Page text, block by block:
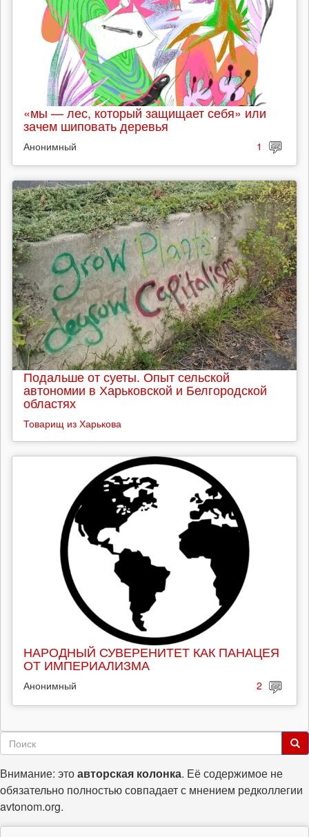
«мы — лес, который защищает себя» или
зачем шиповать деревья
Анонимный 1
Подальше от суеты. Опыт сельской
автономии в Харьковской и Белгородской
областях
Товарищ из Харькова
НАРОДНЫЙ СУВЕРЕНИТЕТ КАК ПАНАЦЕЯ
ОТ ИМПЕРИАЛИЗМА
Анонимный 2
Форма
поиска
Внимание: этоавторская колонка. Её содержимое не
обязательно полностью совпадает с мнением редколлегии
avtonom.org.